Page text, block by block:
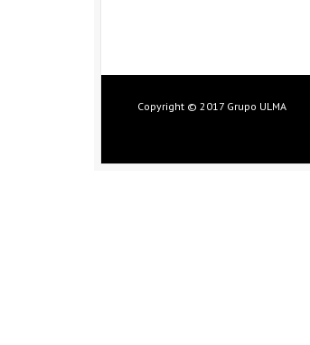
Copyright © 2017 Grupo ULMA